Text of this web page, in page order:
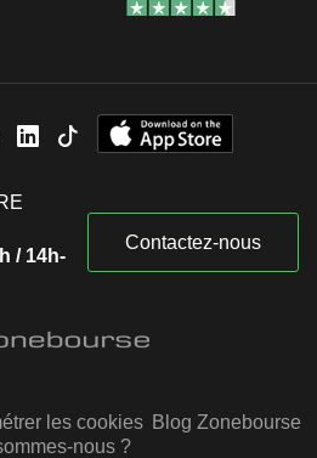
/ 14h-
Contactez-nous
les cookies Blog Zonebourse
nous ?